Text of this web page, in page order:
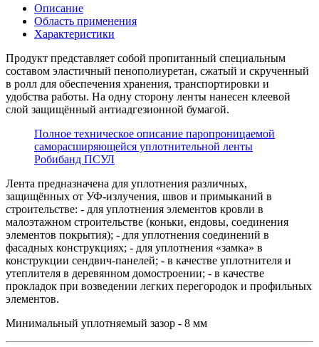
Описание
Область применения
Характеристики
Продукт представляет собой пропитанный специальным
составом эластичный пенополиуретан, сжатый и скрученный
в ролл для обеспечения хранения, транспортировки и
удобства работы. На одну сторону ленты нанесен клеевой
слой защищённый антиадгезионной бумагой.
Полное техническое описание паропроницаемой
саморасширяющейся уплотнительной ленты
Робибанд ПСУЛ
Лента предназначена для уплотнения различных,
защищённых от УФ-излучения, швов и примыканий в
строительстве: - для уплотнения элементов кровли в
малоэтажном строительстве (коньки, ендовы, соединения
элементов покрытия); - для уплотнения соединений в
фасадных конструкциях; - для уплотнения «замка» в
конструкции сендвич-панелей; - в качестве уплотнителя и
утеплителя в деревянном домостроении; - в качестве
прокладок при возведении легких перегородок и профильных
элементов.
Минимальный уплотняемый зазор - 8 мм